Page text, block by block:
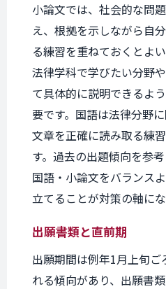
小論文では、社会的な問
え、根拠を示しながら自
る練習を重ねておくとよ
法律学科で学びたい分野
て具体的に説明できるよ
要です。国語は法律分野
文章を正確に読み取る練
す。過去の出題傾向を参
国語・小論文をバランス
立てることが対策の軸にな
出願書類と直前期
出願期間は例年1月上旬
れる傾向があり、出願書